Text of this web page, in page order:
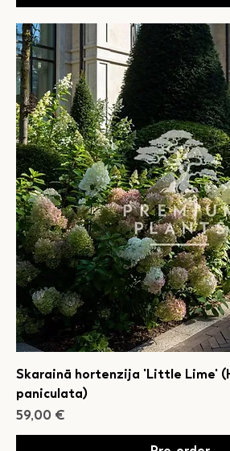
Skarainā hortenzija 'Little Lime'
paniculata)
Cena
59,00 €